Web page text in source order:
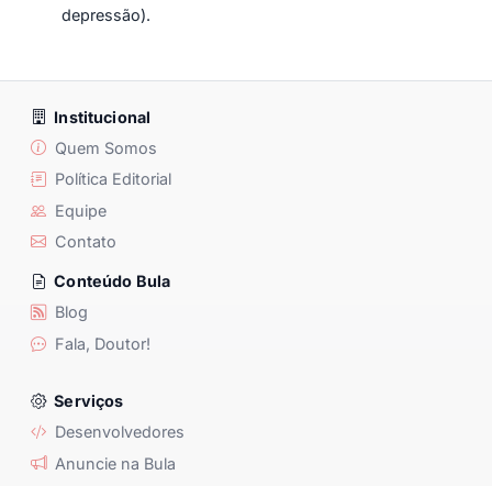
depressão).
Institucional
Quem Somos
Política Editorial
Equipe
Contato
Conteúdo Bula
Blog
Fala, Doutor!
Serviços
Desenvolvedores
Anuncie na Bula